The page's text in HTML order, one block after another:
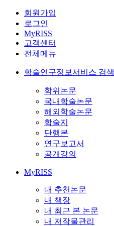
회원가입
로그인
MyRISS
고객센터
전체메뉴
학술연구정보서비스 검색
학위논문
국내학술논문
해외학술논문
학술지
단행본
연구보고서
공개강의
MyRISS
내 추천논문
내 책장
내 최근 본 논문
내 저작물관리